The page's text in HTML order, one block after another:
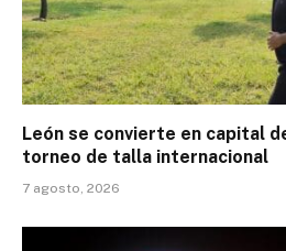
León se convierte en capital
torneo de talla internacional
7 agosto, 2026